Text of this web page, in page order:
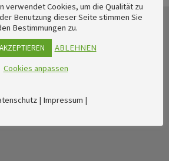
verwendet Cookies, um die Qualität zu
Benutzung dieser Seite stimmen Sie
Bestimmungen zu.
ABLEHNEN
Cookies anpassen
| Impressum |